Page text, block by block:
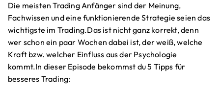
Die meisten Trading Anfänger sind der Meinung,
Fachwissen und eine funktionierende Strategie seien das
wichtigste im Trading.Das ist nicht ganz korrekt, denn
wer schon ein paar Wochen dabei ist, der weiß, welche
Kraft bzw. welcher Einfluss aus der Psychologie
kommt.In dieser Episode bekommst du 5 Tipps für
besseres Trading: